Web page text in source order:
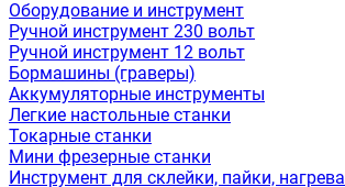
Оборудование и инструмент
Ручной инструмент 230 вольт
Ручной инструмент 12 вольт
Бормашины (граверы)
Аккумуляторные инструменты
Легкие настольные станки
Токарные станки
Мини фрезерные станки
Инструмент для склейки, пайки, нагрева